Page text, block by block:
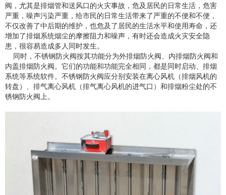
阀，尤其是排烟管和送风口的火灾事故，危及居民的日常生活，危害
严重，噪声污染严重，给市民的日常生活带来了严重的不便和不便，
不仅改善了中后期的维护，也危及了居民的生活水平和使用寿命，还
增加了排烟系统烟尘的摩擦阻力和噪声，有时还会造成火灾安全隐
患，很容易造成多人同时发生。
同时，不锈钢防火阀按其功能分为外排烟防火阀、内排烟防火阀和
内盖排烟防火阀。它们的功能和功能完全相同，都是同时启动、排烟
系统等系统软件。不锈钢防火阀应分别安装在离心风机（排烟风机的
转盘）、排气离心风机（排气离心风机的进气口）和排烟粉尘处的不
锈钢防火阀上。